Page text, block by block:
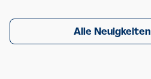
Alle